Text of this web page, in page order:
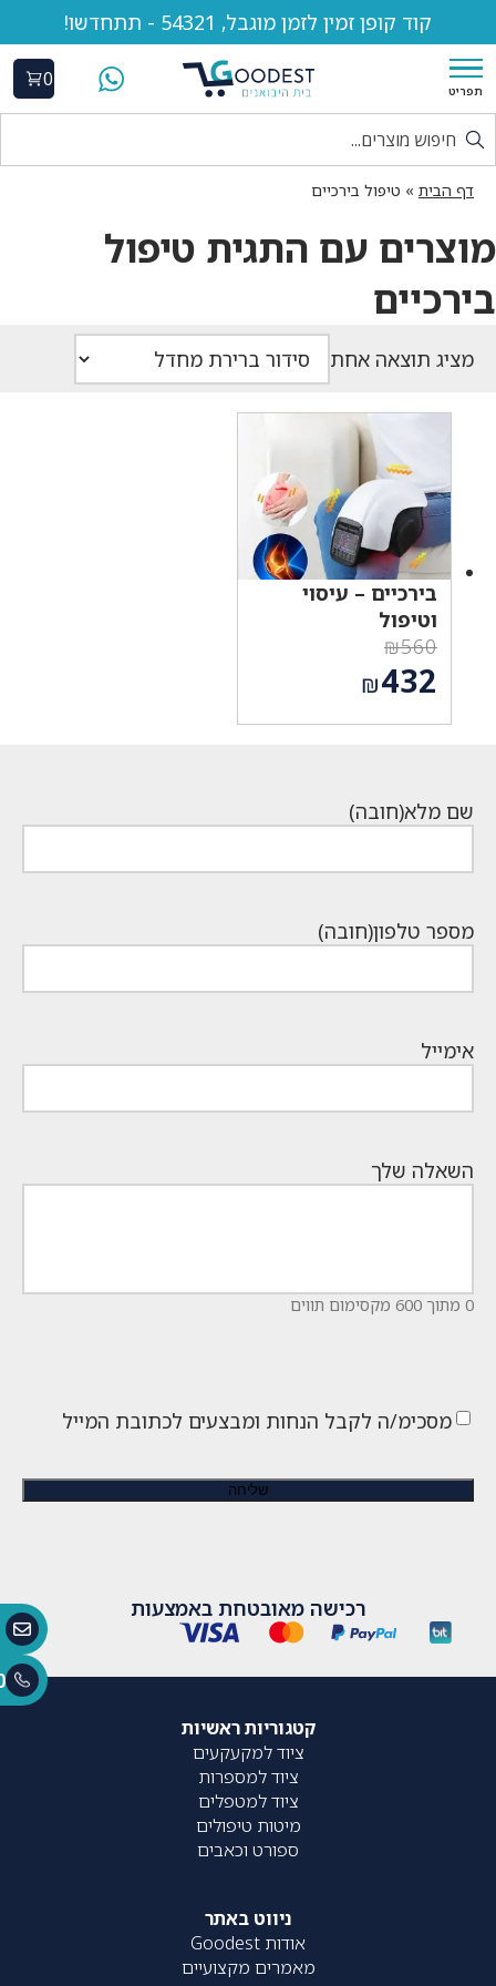
קוד קופן זמין לזמן מוגבל, 54321 - תתחדשו!
תפריט
0
דף הבית » טיפול בירכיים
מוצרים עם התגית טיפול
בירכיים
מציג תוצאה אחת
בירכיים – עיסוי
וטיפול
₪560
המחיר
המקורי
היה:
₪432
שם מלא(חובה)
מספר טלפון(חובה)
אימייל
השאלה שלך
0 מתוך 600 מקסימום תווים
מסכימ/ה לקבל הנחות ומבצעים לכתובת המייל
רכישה מאובטחת באמצעות
קטגוריות ראשיות
ציוד למקעקעים
ציוד למספרות
ציוד למטפלים
מיטות טיפולים
ספורט וכאבים
ניווט באתר
אודות Goodest
מאמרים מקצועיים